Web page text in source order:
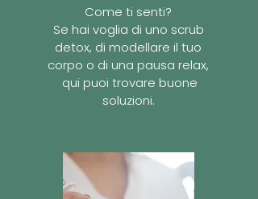
Come ti senti?
Se hai voglia di uno scrub
detox, di modellare il tuo
corpo o di una pausa relax,
qui puoi trovare buone
soluzioni.